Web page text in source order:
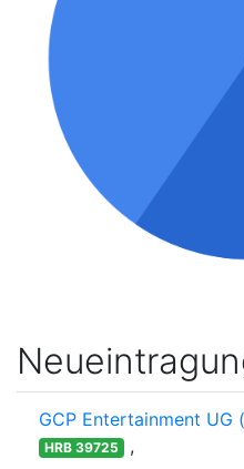
GCP Entertainment UG
HRB 39725 ,